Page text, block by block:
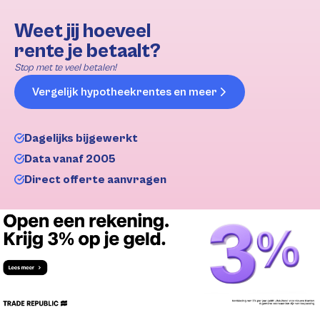
Weet jij hoeveel
rente je betaalt?
Stop met te veel betalen!
Vergelijk hypotheekrentes en meer
Dagelijks bijgewerkt
Data vanaf 2005
Direct offerte aanvragen